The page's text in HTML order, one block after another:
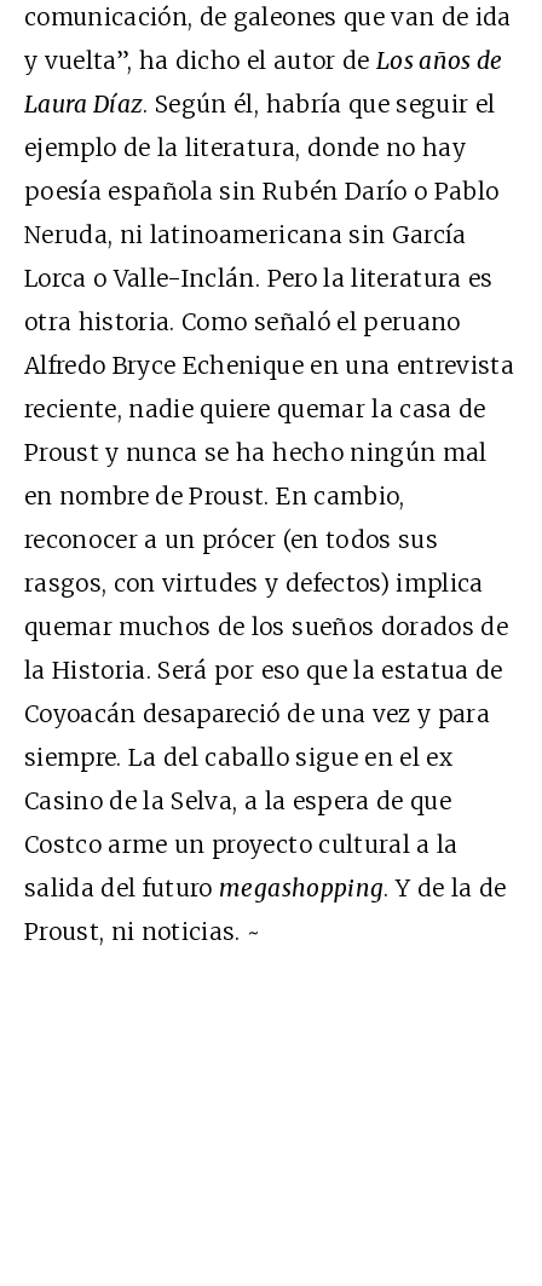
comunicación, de galeones que van de ida
y vuelta”, ha dicho el autor de Los años de
Laura Díaz. Según él, habría que seguir el
ejemplo de la literatura, donde no hay
poesía española sin Rubén Darío o Pablo
Neruda, ni latinoamericana sin García
Lorca o Valle-Inclán. Pero la literatura es
otra historia. Como señaló el peruano
Alfredo Bryce Echenique en una entrevista
reciente, nadie quiere quemar la casa de
Proust y nunca se ha hecho ningún mal
en nombre de Proust. En cambio,
reconocer a un prócer (en todos sus
rasgos, con virtudes y defectos) implica
quemar muchos de los sueños dorados de
la Historia. Será por eso que la estatua de
Coyoacán desapareció de una vez y para
siempre. La del caballo sigue en el ex
Casino de la Selva, a la espera de que
Costco arme un proyecto cultural a la
salida del futuro megashopping. Y de la de
Proust, ni noticias. ~